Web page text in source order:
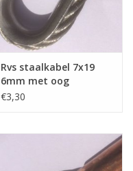
Rvs staalkabel 7x19
6mm met oog
geklemd
€3,30